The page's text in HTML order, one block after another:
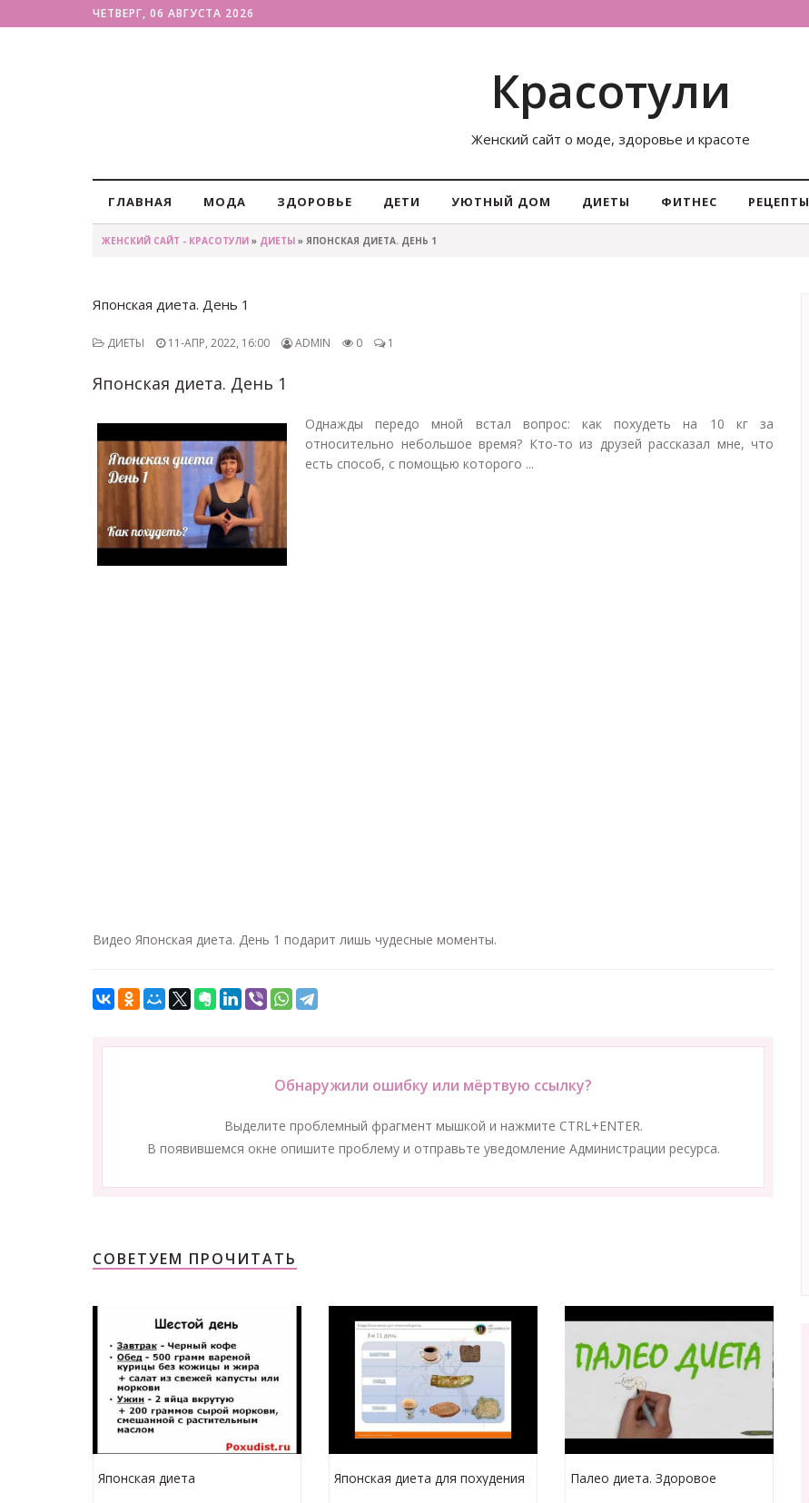
ЧЕТВЕРГ, 06 АВГУСТА 2026
Красотули
Женский сайт о моде, здоровье и красоте
ГЛАВНАЯ МОДА ЗДОРОВЬЕ ДЕТИ УЮТНЫЙ ДОМ ДИЕТЫ ФИТНЕС РЕЦЕПТЫ
ЖЕНСКИЙ САЙТ - КРАСОТУЛИ » ДИЕТЫ » ЯПОНСКАЯ ДИЕТА. ДЕНЬ 1
Японская диета. День 1
ДИЕТЫ 11-АПР, 2022, 16:00 ADMIN 0 1
Японская диета. День 1
Однажды передо мной встал вопрос: как похудеть на 10 кг за
относительно небольшое время? Кто-то из друзей рассказал мне, что
есть способ, с помощью которого ...
Видео Японская диета. День 1 подарит лишь чудесные моменты.
Обнаружили ошибку или мёртвую ссылку?
Выделите проблемный фрагмент мышкой и нажмите CTRL+ENTER.
В появившемся окне опишите проблему и отправьте уведомление Администрации ресурса.
СОВЕТУЕМ ПРОЧИТАТЬ
Японская диета Японская диета для похудения
Палео диета. Здоровое